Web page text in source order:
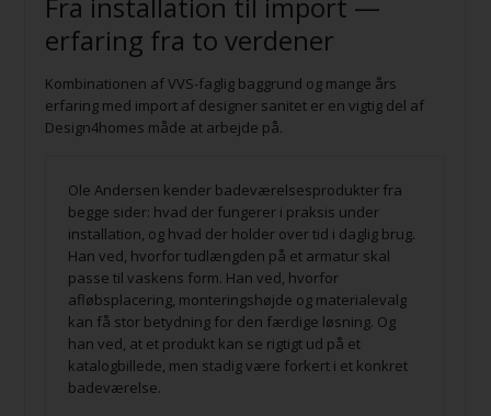
erfaring fra to verdener
Kombinationen af VVS-faglig baggrund og mange års
erfaring med import af designer sanitet er en vigtig del af
Design4homes måde at arbejde på.
Ole Andersen kender badeværelsesprodukter fra
begge sider: hvad der fungerer i praksis under
installation, og hvad der holder over tid i daglig brug.
Han ved, hvorfor tudlængden på et armatur skal
passe til vaskens form. Han ved, hvorfor
afløbsplacering, monteringshøjde og materialevalg
kan få stor betydning for den færdige løsning. Og
han ved, at et produkt kan se rigtigt ud på et
katalogbillede, men stadig være forkert i et konkret
badeværelse.